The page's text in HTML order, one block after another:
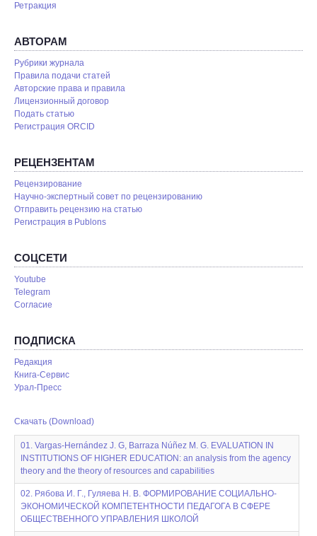
Ретракция
АВТОРАМ
Рубрики журнала
Правила подачи статей
Авторские права и правила
Лицензионный договор
Подать статью
Регистрация ORCID
РЕЦЕНЗЕНТАМ
Рецензирование
Научно-экспертный совет по рецензированию
Отправить рецензию на статью
Pегистрация в Publons
СОЦСЕТИ
Youtube
Telegram
Согласие
ПОДПИСКА
Редакция
Книга-Сервис
Урал-Пресс
Скачать (Download)
01. Vargas-Hernández J. G, Barraza Núñez M. G. EVALUATION IN
INSTITUTIONS OF HIGHER EDUCATION: аn analysis from the agency
theory and the theory of resources and capabilities
02. Рябова И. Г., Гуляева Н. В. ФОРМИРОВАНИЕ СОЦИАЛЬНО-
ЭКОНОМИЧЕСКОЙ КОМПЕТЕНТНОСТИ ПЕДАГОГА В СФЕРЕ
ОБЩЕСТВЕННОГО УПРАВЛЕНИЯ ШКОЛОЙ